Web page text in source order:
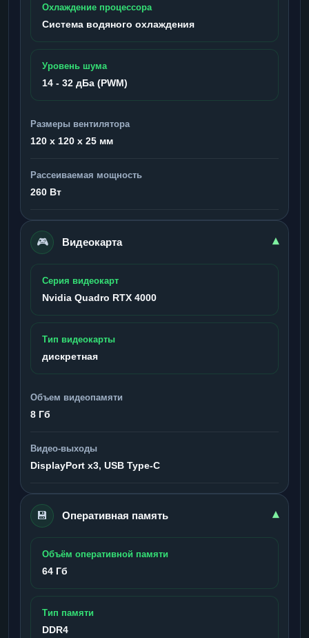
Охлаждение процессора
Система водяного охлаждения
Уровень шума
14 - 32 дБа (PWM)
Размеры вентилятора
120 x 120 x 25 мм
Рассеиваемая мощность
260 Вт
🎮 Видеокарта ▾
Серия видеокарт
Nvidia Quadro RTX 4000
Тип видеокарты
дискретная
Объем видеопамяти
8 Гб
Видео-выходы
DisplayPort x3, USB Type-C
💾 Оперативная память ▾
Объём оперативной памяти
64 Гб
Тип памяти
DDR4